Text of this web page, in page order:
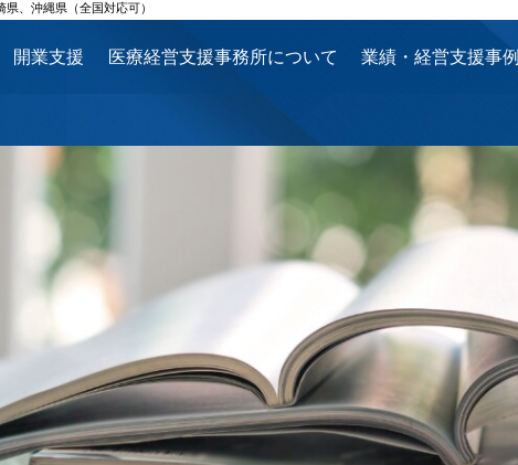
、沖縄県（全国対応可）
開業支援 医療経営支援事務所について 業績・経営支援事例